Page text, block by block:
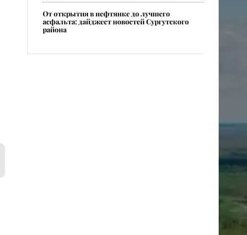
От открытия в нефтянке до лучшего
асфальта: дайджест новостей Сургутского
района